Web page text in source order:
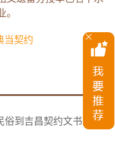
。
当契约
吉昌契约文书的发现